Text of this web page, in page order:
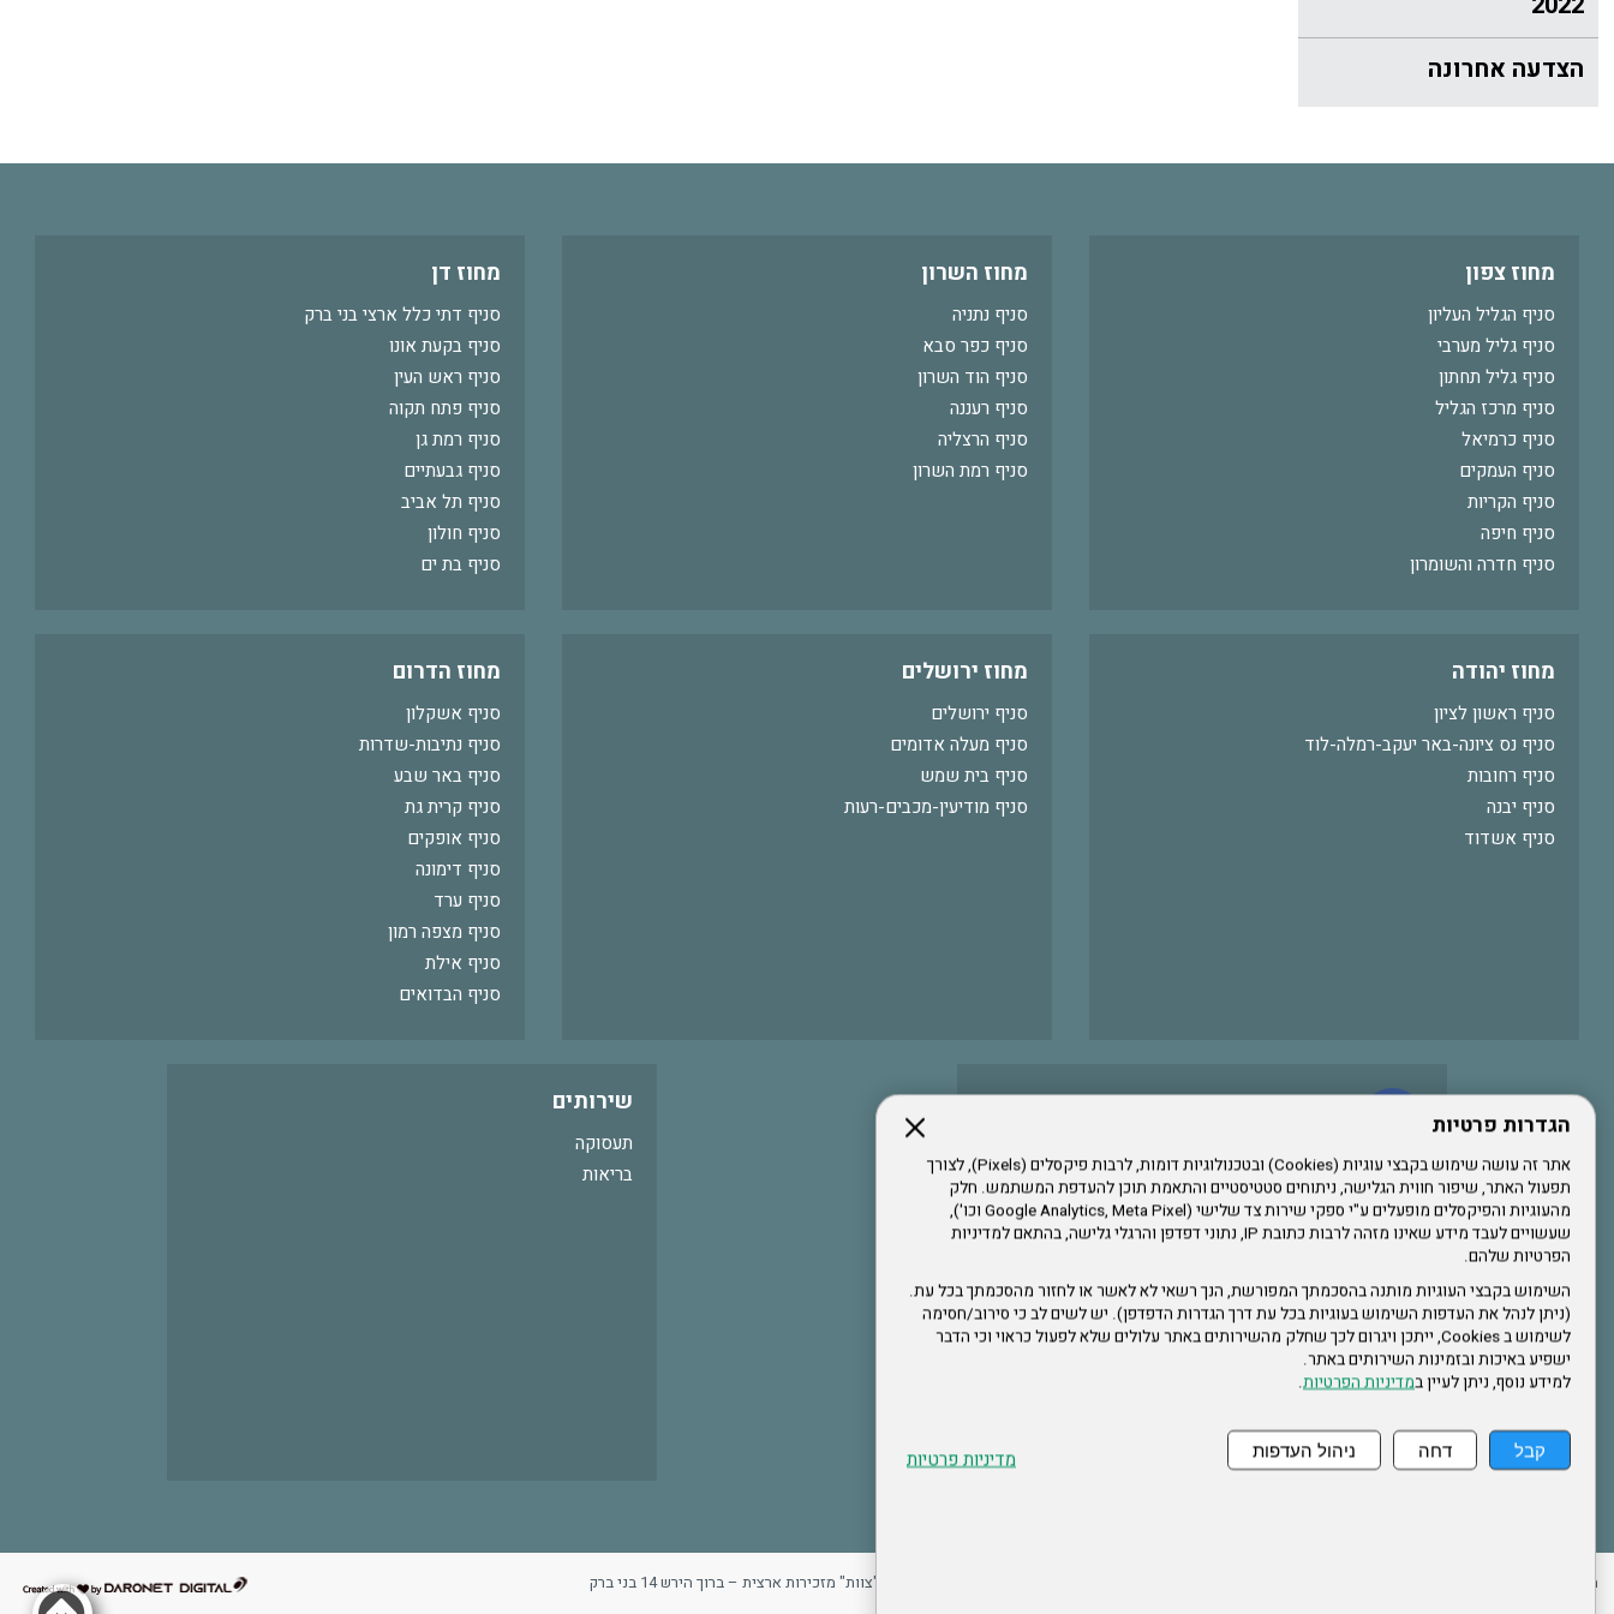
הגדרות פרטיות
אתר זה עושה שימוש בקבצי עוגיות (Cookies) ובטכנולוגיות דומות, לרבות פיקסלים (Pixels), לצורך
תפעול האתר, שיפור חווית הגלישה, ניתוחים סטטיסטיים והתאמת תוכן להעדפת המשתמש. חלק
מהעוגיות והפיקסלים מופעלים ע"י ספקי שירות צד שלישי (Google Analytics, Meta Pixel וכו'),
שעשויים לעבד מידע שאינו מזהה לרבות כתובת IP, נתוני דפדפן והרגלי גלישה, בהתאם למדיניות
הפרטיות שלהם.
השימוש בקבצי העוגיות מותנה בהסכמתך המפורשת, הנך רשאי לא לאשר או לחזור מהסכמתך בכל עת.
(ניתן לנהל את העדפות השימוש בעוגיות בכל עת דרך הגדרות הדפדפן). יש לשים לב כי סירוב/חסימה
לשימוש ב Cookies, ייתכן ויגרום לכך שחלק מהשירותים באתר עלולים שלא לפעול כראוי וכי הדבר
ישפיע באיכות ובזמינות השירותים באתר.
למידע נוסף, ניתן לעיין במדיניות הפרטיות.
קבל דחה ניהול העדפות מדיניות פרטיות
הצדעה אחרונה
מחוז צפון
סניף הגליל העליון
סניף גליל מערבי
סניף גליל תחתון
סניף מרכז הגליל
סניף כרמיאל
סניף העמקים
סניף הקריות
סניף חיפה
סניף חדרה והשומרון
מחוז השרון
סניף נתניה
סניף כפר סבא
סניף הוד השרון
סניף רעננה
סניף הרצליה
סניף רמת השרון
מחוז דן
סניף דתי כלל ארצי בני ברק
סניף בקעת אונו
סניף ראש העין
סניף פתח תקוה
סניף רמת גן
סניף גבעתיים
סניף תל אביב
סניף חולון
סניף בת ים
מחוז יהודה
סניף ראשון לציון
סניף נס ציונה-באר יעקב-רמלה-לוד
סניף רחובות
סניף יבנה
סניף אשדוד
מחוז ירושלים
סניף ירושלים
סניף מעלה אדומים
סניף בית שמש
סניף מודיעין-מכבים-רעות
מחוז הדרום
סניף אשקלון
סניף נתיבות-שדרות
סניף באר שבע
סניף קרית גת
סניף אופקים
סניף דימונה
סניף ערד
סניף מצפה רמון
סניף אילת
סניף הבדואים
הרשמו לערוץ היוטיוב שלנו
אתר צה"ל
שירותים
תעסוקה
בריאות
ההזמנות שלי ארגון "צוות" מזכירות ארצית – ברוך הירש 14 בני ברק